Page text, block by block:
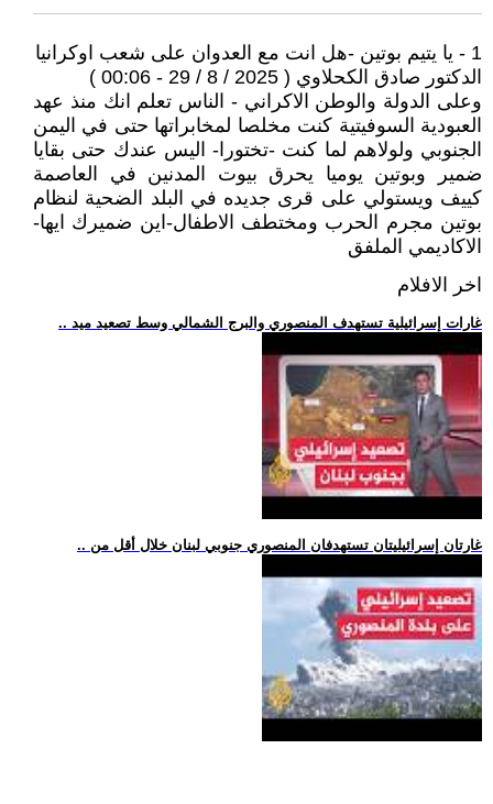
1 - يا يتيم بوتين -هل انت مع العدوان على شعب اوكرانيا
الدكتور صادق الكحلاوي ( 2025 / 8 / 29 - 00:06 )
وعلى الدولة والوطن الاكراني - الناس تعلم انك منذ عهد
العبودية السوفيتية كنت مخلصا لمخابراتها حتى في اليمن
الجنوبي ولولاهم لما كنت -تختورا- اليس عندك حتى بقايا
ضمير وبوتين يوميا يحرق بيوت المدنين في العاصمة
كييف ويستولي على قرى جديده في البلد الضحية لنظام
بوتين مجرم الحرب ومختطف الاطفال-اين ضميرك ايها-
الاكاديمي الملفق
اخر الافلام
.. غارات إسرائيلية تستهدف المنصوري والبرج الشمالي وسط تصعيد ميد
.. غارتان إسرائيليتان تستهدفان المنصوري جنوبي لبنان خلال أقل من